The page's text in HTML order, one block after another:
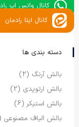
کانال واتس اپ
کانال ایتا رادمان
دسته بندی ها
بالش آرنگ (2)
بالش ارتوپدی (2)
بالش استیکر (6)
بالش الیاف مصنوعی